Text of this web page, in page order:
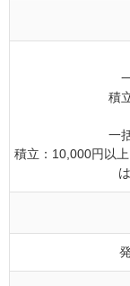
積
一
積立：10,000円以